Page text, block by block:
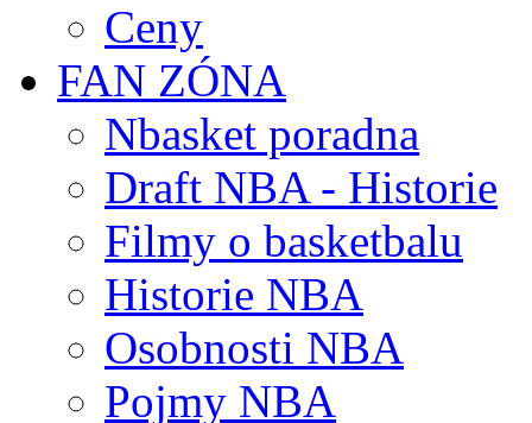
Ceny
FAN ZÓNA
Nbasket poradna
Draft NBA - Historie
Filmy o basketbalu
Historie NBA
Osobnosti NBA
Pojmy NBA